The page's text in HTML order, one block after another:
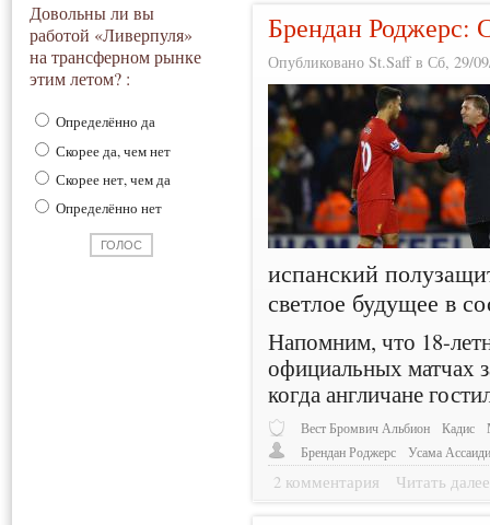
Довольны ли вы
работой «Ливерпуля»
на трансферном рынке
этим летом? :
Определённо да
Скорее да, чем нет
Скорее нет, чем да
Определённо нет
Брендан Роджерс:
Опубликовано St.Saff в Сб, 29/
испанский
светлое будущее в
Напомним, что 18-
официальных матчах
когда англичане
Вест Бромвич Альбион Кадис
Брендан Роджерс
Усама
2 комментария Читать далее